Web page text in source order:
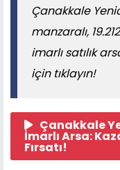
Çanakkale
manzaralı,
imarlı satılık
için tıklayın!
Çanakkale
İmarlı Arsa:
Fırsatı!